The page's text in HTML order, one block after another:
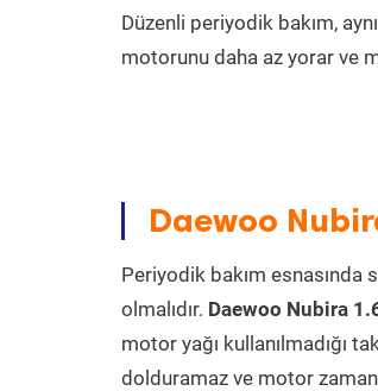
Düzenli periyodik bakım,
motorunu daha az yorar ve
Daewoo
Periyodik bakım
olmalıdır. Daewoo Nubira
motor yağı kullanılmadığı
dolduramaz ve motor